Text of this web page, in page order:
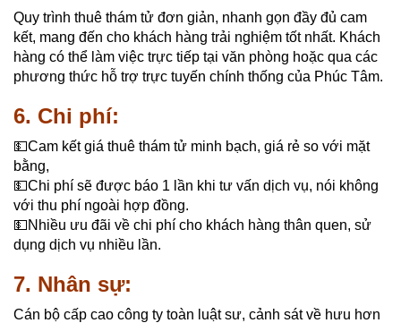
Quy trình thuê thám tử đơn giản, nhanh gọn đầy đủ cam
kết, mang đến cho khách hàng trải nghiệm tốt nhất. Khách
hàng có thể làm việc trực tiếp tại văn phòng hoặc qua các
phương thức hỗ trợ trực tuyến chính thống của Phúc Tâm.
6. Chi phí:
💵Cam kết giá thuê thám tử minh bạch, giá rẻ so với mặt
bằng,
💵Chi phí sẽ được báo 1 lần khi tư vấn dịch vụ, nói không
với thu phí ngoài hợp đồng.
💵Nhiều ưu đãi về chi phí cho khách hàng thân quen, sử
dụng dịch vụ nhiều lần.
7. Nhân sự:
Cán bộ cấp cao công ty toàn luật sư, cảnh sát về hưu hơn